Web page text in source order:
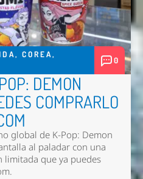
, COREA,
0
DEMON
COMPRARLO
global de K-Pop: Demon
al paladar con una
limitada que ya puedes